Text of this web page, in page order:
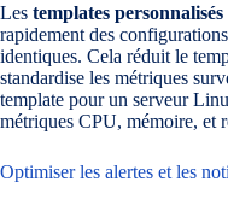
Les templates personnalisés
rapidement des
identiques. Cela réduit le
standardise les métriques
template pour un serveur
métriques CPU, mémoire, et
Optimiser les alertes et les